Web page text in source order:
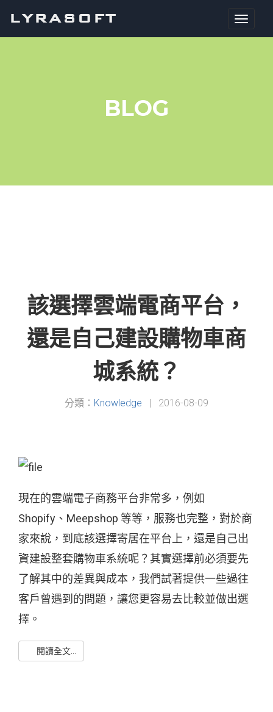
LYRASOFT
BLOG
該選擇雲端電商平台，
還是自己建設購物車商
城系統？
分類： Knowledge | 2016-08-09
現在的雲端電子商務平台非常多，例如
Shopify、Meepshop 等等，服務也完整，對於商
家來說，到底該選擇寄居在平台上，還是自己出
資建設整套購物車系統呢？其實選擇前必須要先
了解其中的差異與成本，我們試著提供一些過往
客戶曾遇到的問題，讓您更容易去比較並做出選
擇。
閱讀全文...